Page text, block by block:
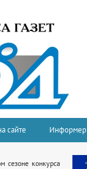
сайте Информер
сезоне конкурса